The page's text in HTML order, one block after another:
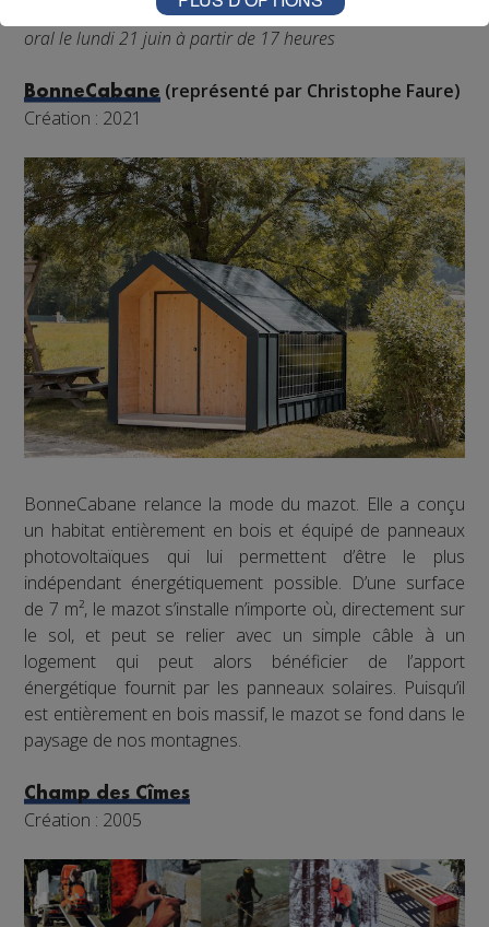
Catégorie Aménagement durable en montagne – Grand
oral le lundi 21 juin à partir de 17 heures
BonneCabane (représenté par Christophe Faure)
Création : 2021
BonneCabane relance la mode du mazot. Elle a conçu
un habitat entièrement en bois et équipé de panneaux
photovoltaïques qui lui permettent d’être le plus
indépendant énergétiquement possible. D’une surface
de 7 m², le mazot s’installe n’importe où, directement sur
le sol, et peut se relier avec un simple câble à un
logement qui peut alors bénéficier de l’apport
énergétique fournit par les panneaux solaires. Puisqu’il
est entièrement en bois massif, le mazot se fond dans le
paysage de nos montagnes.
Champ des Cîmes
Création : 2005